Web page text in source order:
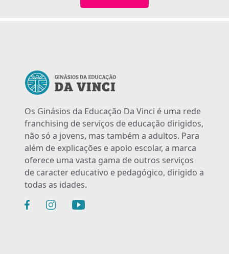
Os Ginásios da Educação Da Vinci é uma rede
franchising de serviços de educação dirigidos,
não só a jovens, mas também a adultos. Para
além de explicações e apoio escolar, a marca
oferece uma vasta gama de outros serviços
de caracter educativo e pedagógico, dirigido a
todas as idades.